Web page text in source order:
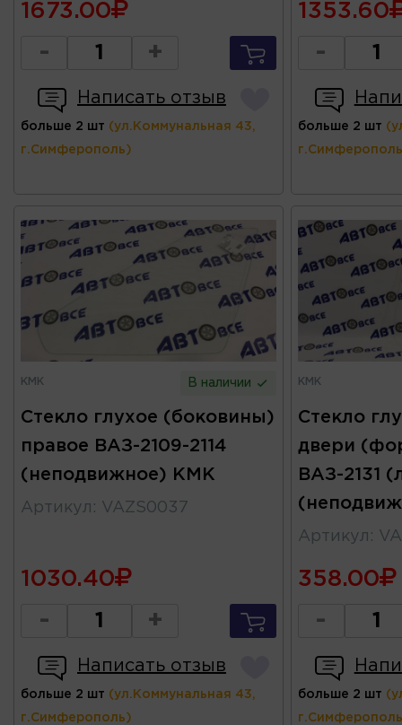
1673.00
- +
Написать отзыв
больше 2 шт (ул.Коммунальная 43,
г.Симферополь)
1353.60
-
больше 2 шт
КМК В наличии
Стекло глухое (боковины)
правое ВАЗ-2109-2114
(неподвижное) КМК
Артикул : VAZS0037
1030.40
- +
Написать отзыв
больше 2 шт (ул.Коммунальная 43,
г.Симферополь)
КМК
Стекло
двери
ВАЗ-2131
Артикул :
358.00
-
больше 2 шт